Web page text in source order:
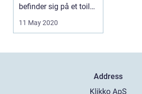
befinder sig på et toilet,
da det er he...
11 May 2020
Address